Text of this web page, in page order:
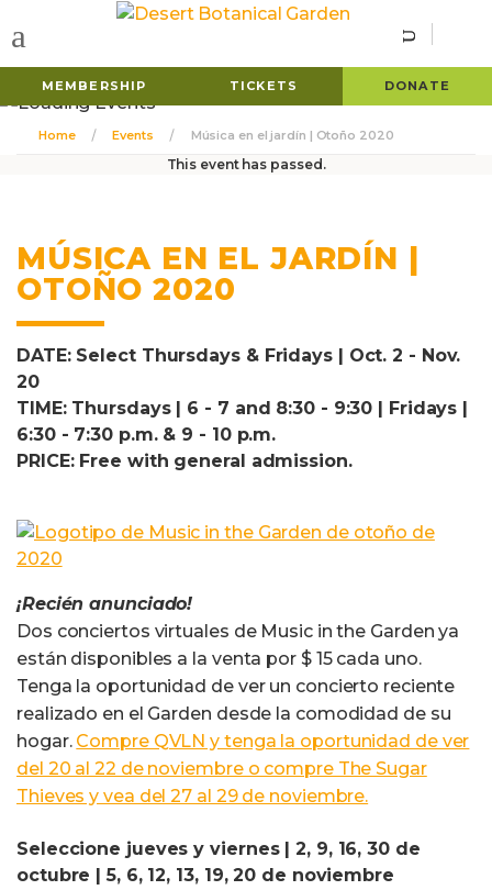
MEMBERSHIP TICKETS DONATE
Home Events Música en el jardín | Otoño 2020
This event has passed.
MÚSICA EN EL JARDÍN |
OTOÑO 2020
DATE: Select Thursdays & Fridays | Oct. 2 - Nov.
20
TIME: Thursdays | 6 - 7 and 8:30 - 9:30 | Fridays |
6:30 - 7:30 p.m. & 9 - 10 p.m.
PRICE: Free with general admission.
¡Recién anunciado!
Dos conciertos virtuales de Music in the Garden ya
están disponibles a la venta por $ 15 cada uno.
Tenga la oportunidad de ver un concierto reciente
realizado en el Garden desde la comodidad de su
hogar. Compre QVLN y tenga la oportunidad de ver
del 20 al 22 de noviembre o compre The Sugar
Thieves y vea del 27 al 29 de noviembre.
Seleccione jueves y viernes | 2, 9, 16, 30 de
octubre | 5, 6, 12, 13, 19, 20 de noviembre